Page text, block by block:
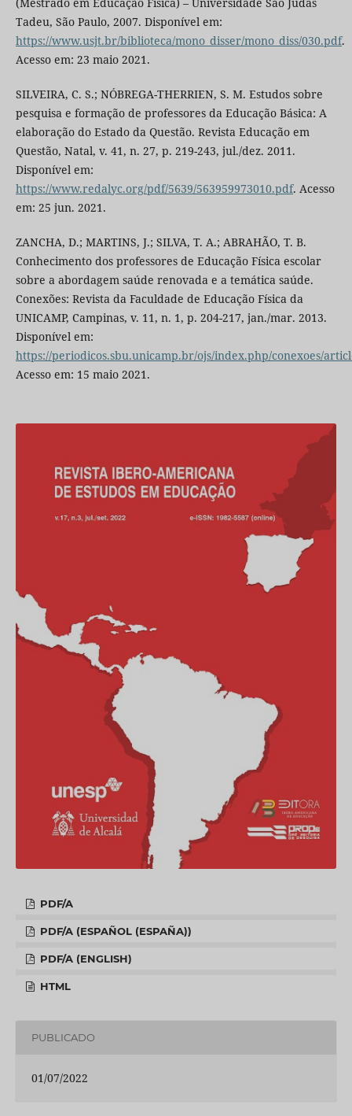
Tadeu, São Paulo, 2007. Disponível em:
https://www.usjt.br/biblioteca/mono_disser/mono_diss/030.pdf.
Acesso em: 23 maio 2021.
SILVEIRA, C. S.; NÓBREGA-THERRIEN, S. M. Estudos sobre
pesquisa e formação de professores da Educação Básica: A
elaboração do Estado da Questão. Revista Educação em
Questão, Natal, v. 41, n. 27, p. 219-243, jul./dez. 2011.
Disponível em:
https://www.redalyc.org/pdf/5639/563959973010.pdf. Acesso
em: 25 jun. 2021.
ZANCHA, D.; MARTINS, J.; SILVA, T. A.; ABRAHÃO, T. B.
Conhecimento dos professores de Educação Física escolar
sobre a abordagem saúde renovada e a temática saúde.
Conexões: Revista da Faculdade de Educação Física da
UNICAMP, Campinas, v. 11, n. 1, p. 204-217, jan./mar. 2013.
Disponível em:
https://periodicos.sbu.unicamp.br/ojs/index.php/conexoes/
Acesso em: 15 maio 2021.
PDF/A
PDF/A (ESPAÑOL (ESPAÑA))
PDF/A (ENGLISH)
HTML
PUBLICADO
01/07/2022